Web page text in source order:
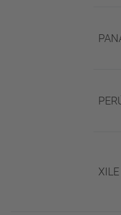
XILE